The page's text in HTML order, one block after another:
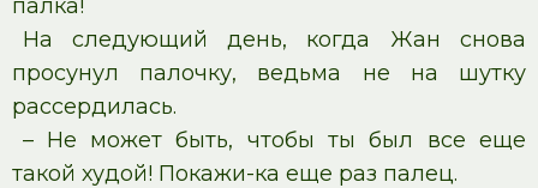
палка!
На следующий день, когда Жан снова
просунул палочку, ведьма не на шутку
рассердилась.
– Не может быть, чтобы ты был все еще
такой худой! Покажи-ка еще раз палец.